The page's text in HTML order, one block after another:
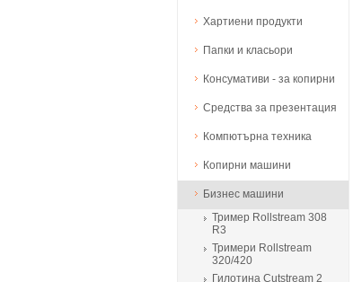
Хартиени продукти
Папки и класьори
Консумативи - за копирни
Средства за презентация
Компютърна техника
Копирни машини
Бизнес машини
Тример Rollstream 308
R3
Тримери Rollstream
320/420
Гилотина Cutstream 2